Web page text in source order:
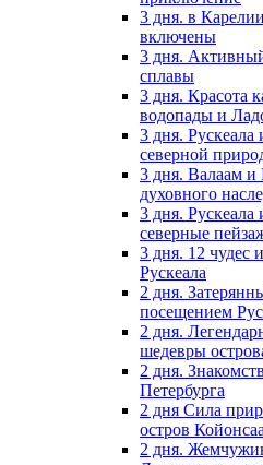
3 дня. в
включены
3 дня.
сплавы
3 дня. Красота
водопады и
3 дня.
северной
3 дня. Валаам и
духовного
3 дня.
северные
3 дня. 12 чудес
Рускеала
2 дня.
посещением
2 дня.
шедевры
2 дня.
Петербурга
2 дня Сила
остров
2 дня.